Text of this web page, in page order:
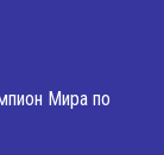
Мира по